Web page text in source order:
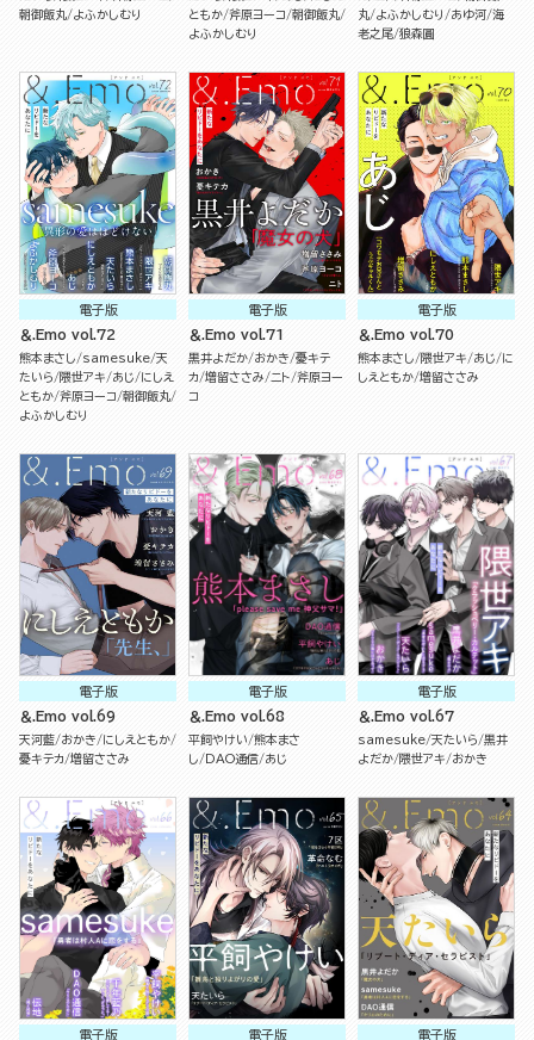
朝御飯丸 よふかしむり
ともか 斧原ヨーコ 朝御飯丸
よふかしむり
丸 よふかしむり あゆ河 海
老之尾 狼森圓
電子版
＆.Emo vol.72
熊本まさし samesuke 天
たいら
隈世アキ あじ
にしえ
ともか 斧原ヨーコ 朝御飯丸
よふかしむり
電子版
＆.Emo vol.71
黒井よだか おかき 憂キテ
カ 増留ささみ ニト 斧原ヨー
コ
電子版
＆.Emo vol.70
熊本まさし 隈世アキ あじ
に
しえともか 増留ささみ
電子版
＆.Emo vol.69
天河藍 おかき
にしえともか
憂キテカ 増留ささみ
電子版
＆.Emo vol.68
平飼やけい 熊本まさ
し
DAO通信 あじ
電子版
＆.Emo vol.67
samesuke 天たいら 黒井
よだか 隈世アキ おかき
電子版 電子版 電子版